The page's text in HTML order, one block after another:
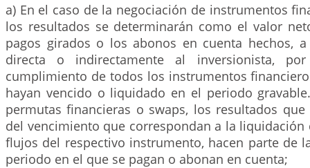
a) En el caso de la negociación de instrumentos
los resultados se determinarán como el valor
pagos girados o los abonos en cuenta hechos,
directa o indirectamente al inversionista,
cumplimiento de todos los instrumentos
hayan vencido o liquidado en el periodo
permutas financieras o swaps, los resultados
del vencimiento que correspondan a la liquidación
flujos del respectivo instrumento, hacen parte de
periodo en el que se pagan o abonan en cuenta;